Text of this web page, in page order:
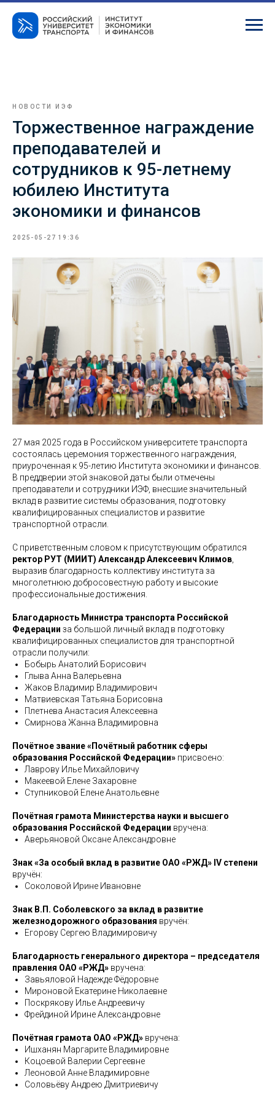
НОВОСТИ ИЭФ
Торжественное награждение
преподавателей и
сотрудников к 95-летнему
юбилею Института
экономики и финансов
2025-05-27 19:36
27 мая 2025 года в Российском университете транспорта
состоялась церемония торжественного награждения,
приуроченная к 95-летию Института экономики и финансов.
В преддверии этой знаковой даты были отмечены
преподаватели и сотрудники ИЭФ, внесшие значительный
вклад в развитие системы образования, подготовку
квалифицированных специалистов и развитие
транспортной отрасли.
С приветственным словом к присутствующим обратился
ректор РУТ (МИИТ) Александр Алексеевич Климов
выразив благодарность коллективу института за
многолетнюю добросовестную работу и высокие
профессиональные достижения.
Благодарность Министра транспорта Российской
Федерации за большой личный вклад в подготовку
квалифицированных специалистов для транспортной
отрасли получили:
Бобырь Анатолий Борисович
Глыва Анна Валерьевна
Жаков Владимир Владимирович
Матвиевская Татьяна Борисовна
Плетнева Анастасия Алексеевна
Смирнова Жанна Владимировна
Почётное звание «Почётный работник сферы
образования Российской Федерации» присвоено:
Лаврову Илье Михайловичу
Макеевой Елене Захаровне
Ступниковой Елене Анатольевне
Почётная грамота Министерства науки и высшего
образования Российской Федерации вручена:
Аверьяновой Оксане Александровне
Знак «За особый вклад в развитие ОАО «РЖД» IV степени
вручён:
Соколовой Ирине Ивановне
Знак В.П. Соболевского за вклад в развитие
железнодорожного образования вручён:
Егорову Сергею Владимировичу
Благодарность генерального директора – председателя
правления ОАО «РЖД» вручена:
Завьяловой Надежде Фёдоровне
Мироновой Екатерине Николаевне
Поскрякову Илье Андреевичу
Фрейдиной Ирине Александровне
Почётная грамота ОАО «РЖД» вручена:
Ишханян Маргарите Владимировне
Коцоевой Валерии Сергеевне
Леоновой Анне Владимировне
Соловьёву Андрею Дмитриевичу